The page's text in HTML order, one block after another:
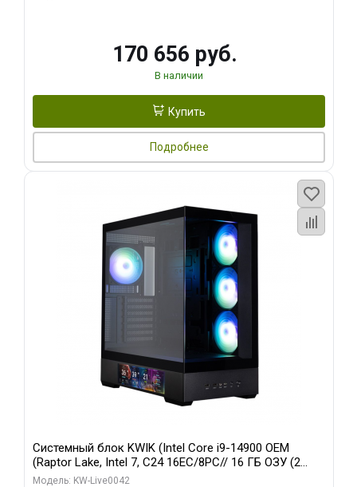
170 656 руб.
В наличии
Купить
Подробнее
Системный блок KWIK (Intel Core i9-14900 OEM
(Raptor Lake, Intel 7, C24 16EC/8PC// 16 ГБ ОЗУ (2
модуля)/ Gigabyte RTX5070Ti EAGLE OC ICE SFF 16GB
Модель: KW-Live0042